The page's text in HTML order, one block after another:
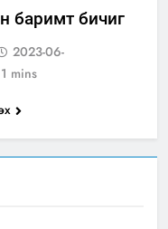
баримт бичиг
2023-06-
1 mins